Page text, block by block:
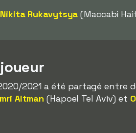
Nikita Rukavytsya (Maccabi
2021 a été partagé entre
Altman (Hapoel Tel Aviv) et